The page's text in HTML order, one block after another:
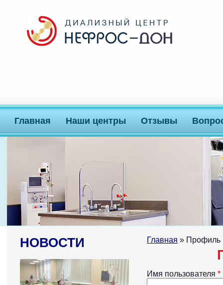
Главная Наши центры Отзывы
Главная » Профиль
Главные
Имя пользователя *
НОВОСТИ